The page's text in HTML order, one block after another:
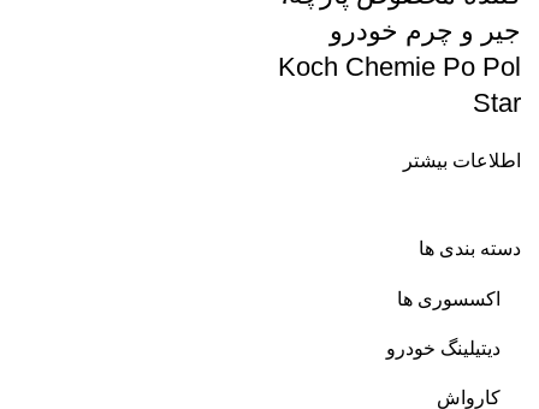
دسته بندی ها
اکسسوری ها
دیتیلینگ خودرو
کارواش
جیر و چرم خودرو
Koch Chemie Po Pol
Star
اطلاعات بیشتر